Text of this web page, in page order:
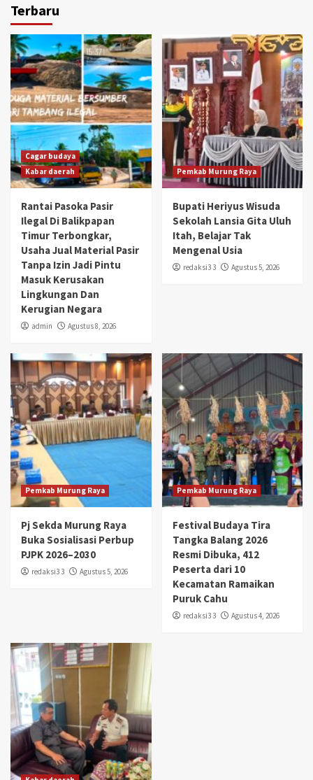
Terbaru
Cagar budaya
Kabar daerah
Rantai Pasoka Pasir
Ilegal Di Balikpapan
Timur Terbongkar,
Usaha Jual Material Pasir
Tanpa Izin Jadi Pintu
Masuk Kerusakan
Lingkungan Dan
Kerugian Negara
admin Agustus 8, 2026
Pemkab Murung Raya
Bupati Heriyus Wisuda
Sekolah Lansia Gita Uluh
Itah, Belajar Tak
Mengenal Usia
redaksi3 3 Agustus 5, 2026
Pemkab Murung Raya
Pj Sekda Murung Raya
Buka Sosialisasi Perbup
PJPK 2026–2030
redaksi3 3 Agustus 5, 2026
Pemkab Murung Raya
Festival Budaya Tira
Tangka Balang 2026
Resmi Dibuka, 412
Peserta dari 10
Kecamatan Ramaikan
Puruk Cahu
redaksi3 3 Agustus 4, 2026